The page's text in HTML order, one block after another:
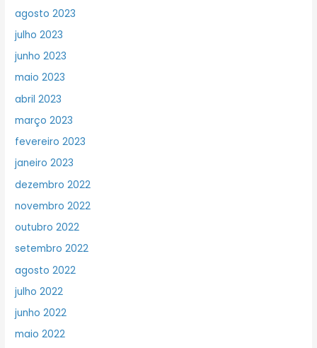
agosto 2023
julho 2023
junho 2023
maio 2023
abril 2023
março 2023
fevereiro 2023
janeiro 2023
dezembro 2022
novembro 2022
outubro 2022
setembro 2022
agosto 2022
julho 2022
junho 2022
maio 2022